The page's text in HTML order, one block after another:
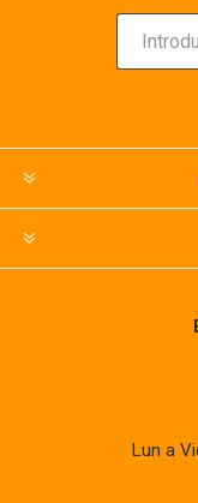
Lun a